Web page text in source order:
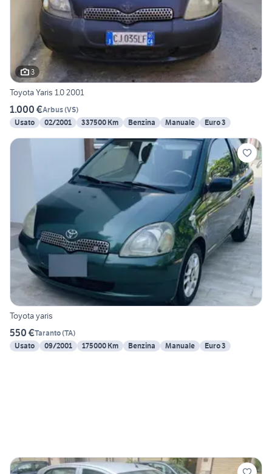
3
Toyota Yaris 1.0 2001
1.000 €Arbus(VS)
Usato
02/2001 337500 Km Benzina Manuale Euro 3
Toyota yaris
550 €Taranto(TA)
Usato
09/2001 175000 Km Benzina Manuale Euro 3